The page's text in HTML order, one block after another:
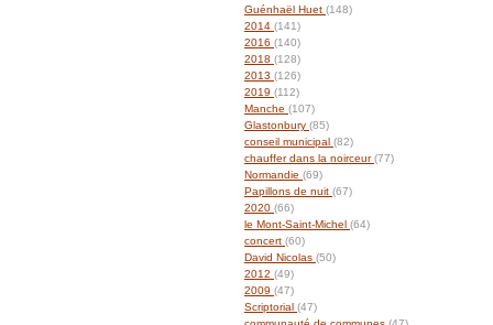
Guénhaël Huet (148)
2014 (141)
2016 (140)
2018 (128)
2013 (126)
2019 (112)
Manche (107)
Glastonbury (85)
conseil municipal (82)
chauffer dans la noirceur(77)
Normandie (69)
Papillons de nuit (67)
2020 (66)
le Mont-Saint-Michel (64)
concert (60)
David Nicolas (50)
2012 (49)
2009 (47)
Scriptorial (47)